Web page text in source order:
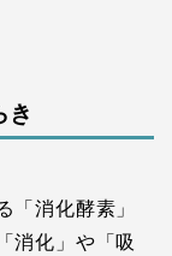
き
「消化酵素」
消化」や「吸